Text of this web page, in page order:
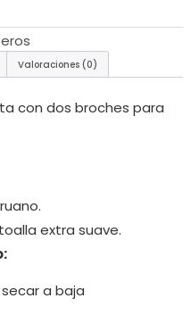
Valoraciones (0)
con dos broches para
extra suave.
a baja